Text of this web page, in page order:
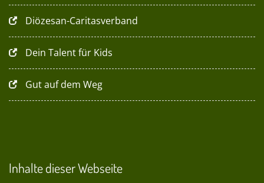
Diözesan-Caritasverband
Dein Talent für Kids
Gut auf dem Weg
Inhalte dieser Webseite